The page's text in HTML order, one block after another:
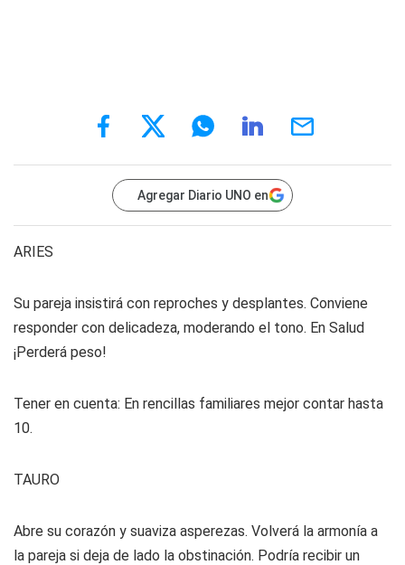
Agregar Diario UNO en
ARIES
Su pareja insistirá con reproches y desplantes. Conviene
responder con delicadeza, moderando el tono. En Salud
¡Perderá peso!
Tener en cuenta: En rencillas familiares mejor contar hasta
10.
TAURO
Abre su corazón y suaviza asperezas. Volverá la armonía a
la pareja si deja de lado la obstinación. Podría recibir un